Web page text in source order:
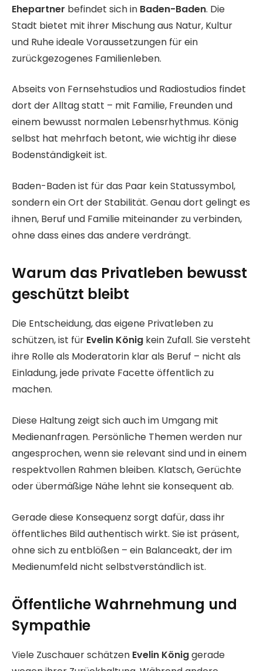
Ehepartner befindet sich in Baden-Baden. Die
Stadt bietet mit ihrer Mischung aus Natur, Kultur
und Ruhe ideale Voraussetzungen für ein
zurückgezogenes Familienleben.
Abseits von Fernsehstudios und Radiostudios findet
dort der Alltag statt – mit Familie, Freunden und
einem bewusst normalen Lebensrhythmus. König
selbst hat mehrfach betont, wie wichtig ihr diese
Bodenständigkeit ist.
Baden-Baden ist für das Paar kein Statussymbol,
sondern ein Ort der Stabilität. Genau dort gelingt es
ihnen, Beruf und Familie miteinander zu verbinden,
ohne dass eines das andere verdrängt.
Warum das Privatleben bewusst
geschützt bleibt
Die Entscheidung, das eigene Privatleben zu
schützen, ist für Evelin König kein Zufall. Sie versteht
ihre Rolle als Moderatorin klar als Beruf – nicht als
Einladung, jede private Facette öffentlich zu
machen.
Diese Haltung zeigt sich auch im Umgang mit
Medienanfragen. Persönliche Themen werden nur
angesprochen, wenn sie relevant sind und in einem
respektvollen Rahmen bleiben. Klatsch, Gerüchte
oder übermäßige Nähe lehnt sie konsequent ab.
Gerade diese Konsequenz sorgt dafür, dass ihr
öffentliches Bild authentisch wirkt. Sie ist präsent,
ohne sich zu entblößen – ein Balanceakt, der im
Medienumfeld nicht selbstverständlich ist.
Öffentliche Wahrnehmung und
Sympathie
Viele Zuschauer schätzen Evelin Königgerade